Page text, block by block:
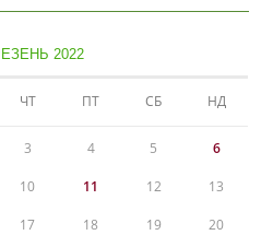
2022
ЧТ ПТ СБ НД
3 4 5 6
10 11 12 13
17 18 19 20